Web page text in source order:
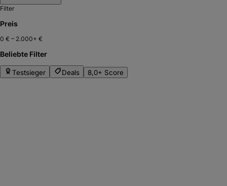
Filter
Preis
0 € – 2.000+ €
Beliebte Filter
Testsieger Deals 8,0+ Score